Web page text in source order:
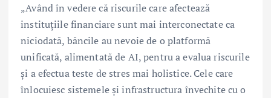
„Având în vedere că riscurile care afectează
instituțiile financiare sunt mai interconectate ca
niciodată, băncile au nevoie de o platformă
unificată, alimentată de AI, pentru a evalua riscurile
și a efectua teste de stres mai holistice. Cele care
înlocuiesc sistemele și infrastructura învechite cu o